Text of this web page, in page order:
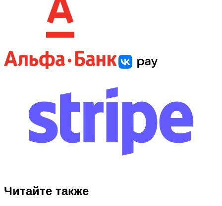
Читайте также